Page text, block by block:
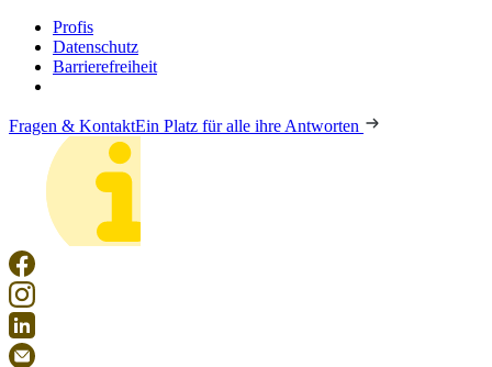
Profis
Datenschutz
Barrierefreiheit
Fragen & KontaktEin Platz für alle ihre Antworten